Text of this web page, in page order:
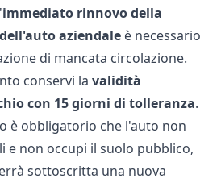
immediato rinnovo della
aziendale è necessario
di mancata circolazione.
conservi la validità
con 15 giorni di tolleranza.
è obbligatorio che l'auto non
e non occupi il suolo pubblico,
sottoscritta una nuova